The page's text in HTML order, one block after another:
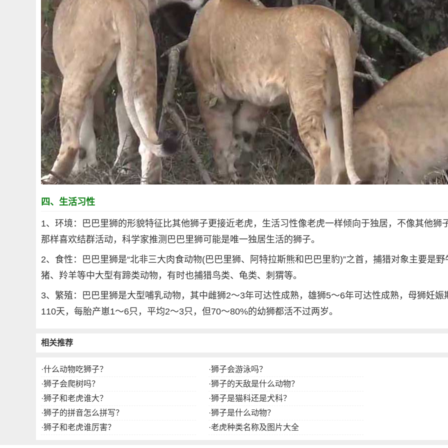
四、生活习性
1、环境：巴巴里狮的形貌特征比其他狮子更接近老虎，生活习性像老虎一样倾向于独居，不像其他狮
那样喜欢结群活动，科学家推测巴巴里狮可能是唯一独居生活的狮子。
2、食性：巴巴里狮是“北非三大肉食动物(巴巴里狮、阿特拉斯熊和巴巴里豹)”之首，捕猎对象主要是野
猪、羚羊等中大型有蹄类动物，有时也捕猎鸟类、龟类、刺猬等。
3、繁殖：巴巴里狮是大型哺乳动物，其中雌狮2～3年可达性成熟，雄狮5～6年可达性成熟，母狮妊娠
110天，每胎产崽1～6只，平均2～3只，但70～80%的幼狮都活不过两岁。
相关推荐
·什么动物吃狮子？ ·狮子会游泳吗？
·狮子会爬树吗？ ·狮子的天敌是什么动物？
·狮子和老虎谁大？ ·狮子是猫科还是犬科？
·狮子的拼音怎么拼写？ ·狮子是什么动物？
·狮子和老虎谁厉害？ ·老虎种类名称及图片大全